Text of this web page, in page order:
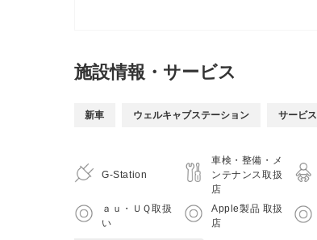
施設情報・サービス
新車 ウェルキャブステーション サービス
G-Station
車検・整備・メ
ンテナンス取扱
店
ａｕ・ＵＱ取扱
い
Apple製品 取扱
店